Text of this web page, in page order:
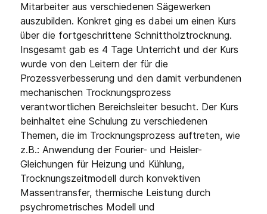
Mitarbeiter aus verschiedenen Sägewerken
auszubilden. Konkret ging es dabei um einen Kurs
über die fortgeschrittene Schnittholztrocknung.
Insgesamt gab es 4 Tage Unterricht und der Kurs
wurde von den Leitern der für die
Prozessverbesserung und den damit verbundenen
mechanischen Trocknungsprozess
verantwortlichen Bereichsleiter besucht. Der Kurs
beinhaltet eine Schulung zu verschiedenen
Themen, die im Trocknungsprozess auftreten, wie
z.B.: Anwendung der Fourier- und Heisler-
Gleichungen für Heizung und Kühlung,
Trocknungszeitmodell durch konvektiven
Massentransfer, thermische Leistung durch
psychrometrisches Modell und